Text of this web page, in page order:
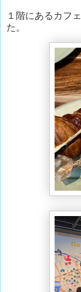
１階にあるカフ
た。